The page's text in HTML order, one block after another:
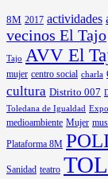
8M 2017 actividades
vecinos El Tajo
Tajo AVV El
mujer centro social charla
cultura Distrito 007
Toledana de Igualdad
medioambiente Mujer
Plataforma 8M
Sanidad teatro